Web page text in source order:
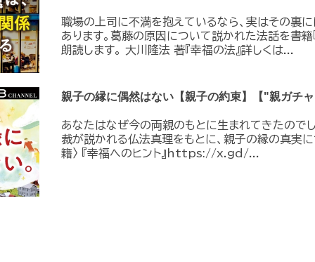
職場の上司に不満を抱えているなら、実はその裏
あります。葛藤の原因について説かれた法話を書籍
朗読します。 大川隆法 著『幸福の法』詳しくは...
親子の縁に偶然はない【親子の約束】【"親ガチャ
あなたはなぜ今の両親のもとに生まれてきたの
裁が説かれる仏法真理をもとに、親子の縁の真実に
籍〉 『幸福へのヒント』https://x.gd/...